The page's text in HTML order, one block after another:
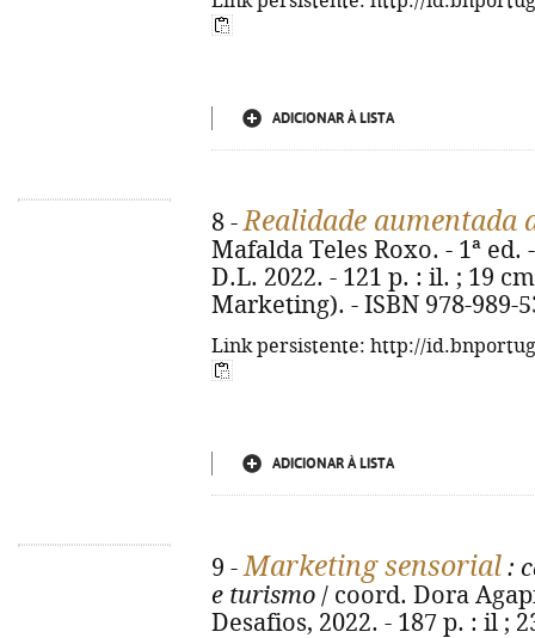
ADICIONAR À LISTA
8 -Realidade
Mafalda Teles Roxo. - 1ª
D.L. 2022. - 121 p. : il. ; 19
Marketing). - ISBN 978-989-
Link persistente: http://
ADICIONAR À LISTA
9 -Marketing sensorial :
e turismo / coord. Dora
Desafios, 2022. - 187 p. : il ;